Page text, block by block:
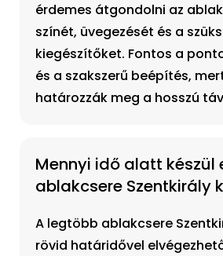
érdemes átgondolni az
színét, üvegezését és a
kiegészítőket. Fontos a
és a szakszerű beépítés,
határozzák meg a hosszú
Mennyi idő alatt készül
ablakcsere Szentkirály
A legtöbb ablakcsere
rövid határidővel